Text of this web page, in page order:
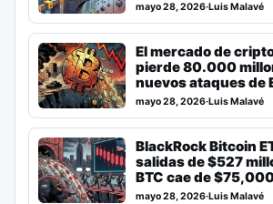
mayo 28, 2026·Luis Malavé
El mercado de
pierde 80.000
nuevos ataques de
mayo 28, 2026·Luis Malavé
BlackRock Bitcoin
salidas de $527
BTC cae de
mayo 28, 2026·Luis Malavé